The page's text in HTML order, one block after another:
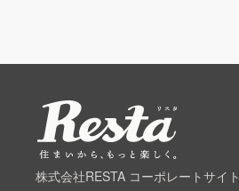
株式会社RESTA コーポレートサイト